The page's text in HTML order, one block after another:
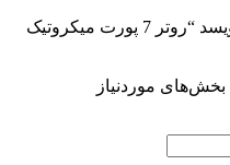
اولین کسی باشید که دیدگاهی می نویسد “روتر 7 پورت میکروتیک
بخش‌های موردنیاز